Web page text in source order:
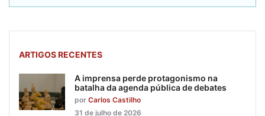
ARTIGOS RECENTES
A imprensa perde protagonismo na
batalha da agenda pública de debates
por Carlos Castilho
31 de julho de 2026